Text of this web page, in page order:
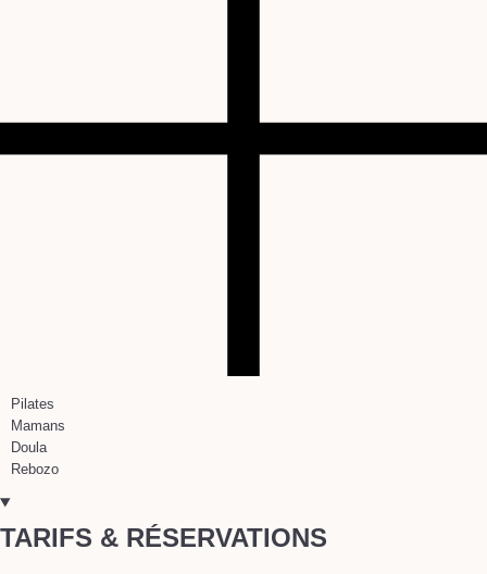
Pilates
Mamans
Doula
Rebozo
TARIFS & RÉSERVATIONS